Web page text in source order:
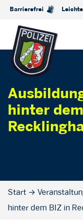
Barrierefrei
hinter
Start →
hinter dem BIZ in